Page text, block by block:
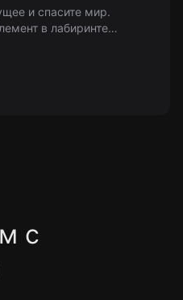
и спасите мир.
в лабиринте
с